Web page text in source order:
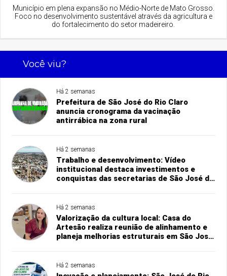
Município em plena expansão no Médio-Norte de Mato Grosso.
Foco no desenvolvimento sustentável através da agricultura e
do fortalecimento do setor madeireiro.
Você viu?
Há 2 semanas
Prefeitura de São José do Rio Claro
anuncia cronograma da vacinação
antirrábica na zona rural
Há 2 semanas
Trabalho e desenvolvimento: Vídeo
institucional destaca investimentos e
conquistas das secretarias de São José do
Há 2 semanas
Valorização da cultura local: Casa do
Artesão realiza reunião de alinhamento e
planeja melhorias estruturais em São José
Há 2 semanas